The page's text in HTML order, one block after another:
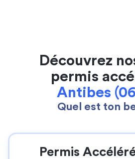
Découvrez
permis
Antibes
Quel est ton
Permis